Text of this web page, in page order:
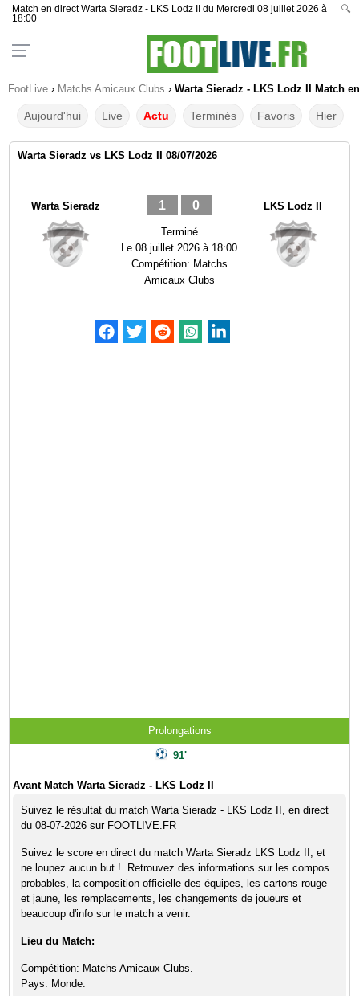
Match en direct Warta Sieradz - LKS Lodz II du Mercredi 08 juillet 2026 à
18:00
🔍
FootLive › Matchs Amicaux Clubs › Warta Sieradz - LKS Lodz II Match
Aujourd'hui Live Actu Terminés Favoris Hier
Warta Sieradz vs LKS Lodz II 08/07/2026
Warta Sieradz 1 0
Terminé
Le08 juillet 2026 à 18:00
Compétition: Matchs
Amicaux Clubs
LKS Lodz II
Prolongations
91'
Avant Match Warta Sieradz - LKS Lodz II
Suivez le résultat du match Warta Sieradz - LKS Lodz II, en direct
du 08-07-2026 sur FOOTLIVE.FR
Suivez le score en direct du match Warta Sieradz LKS Lodz II, et
ne loupez aucun but !. Retrouvez des informations sur les compos
probables, la composition officielle des équipes, les cartons rouge
et jaune, les remplacements, les changements de joueurs et
beaucoup d'info sur le match a venir.
Lieu du Match:
Compétition: Matchs Amicaux Clubs.
Pays: Monde.